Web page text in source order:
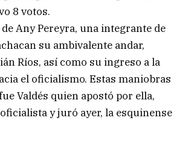
8 votos.
Any Pereyra, una integrante de
su ambivalente andar,
Ríos, así como su ingreso a la
el oficialismo. Estas maniobras
Valdés quien apostó por ella,
y juró ayer, la esquinense